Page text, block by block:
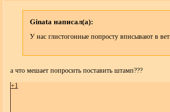
Ginata написал(а):
У нас глистогонные попросту вписывают в
а что мешает попросить поставить штамп???
+1